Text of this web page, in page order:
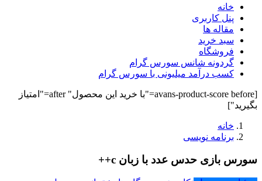
خانه
پنل کاربری
مقاله ها
سبد خرید
فروشگاه
گردونه شانس سورس گرام
کسب درآمد میلیونی با سورس گرام
[avans-product-score before="با خرید این محصول" after="امتیاز
بگیرید"]
خانه
برنامه نویسی
سورس بازی حدس عدد با زبان c++